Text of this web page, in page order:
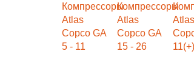
Компрессоры
Atlas
Copco GA
5 - 11
Компрессоры
Atlas
Copco GA
15 - 26
Atlas